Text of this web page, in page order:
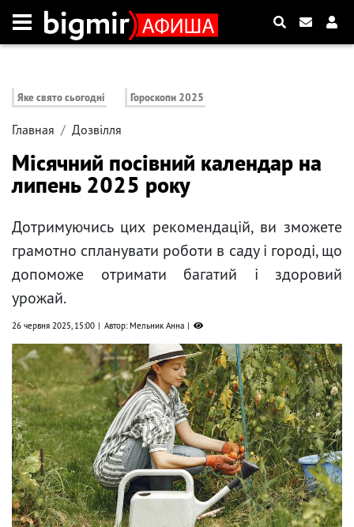
Яке свято сьогодні Гороскопи 2025
Главная Дозвілля
Місячний посівний календар на
липень 2025 року
Дотримуючись цих рекомендацій, ви зможете
грамотно спланувати роботи в саду і городі, що
допоможе отримати багатий і здоровий
урожай.
26 червня 2025, 15:00 Автор: Мельник Анна